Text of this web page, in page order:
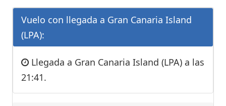
Vuelo con llegada a Gran Canaria Island
(LPA):
Llegada a Gran Canaria Island (LPA) a las
21:41.